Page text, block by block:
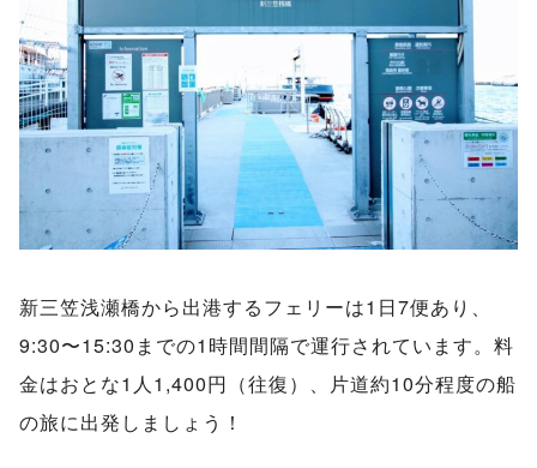
新三笠浅瀬橋から出港するフェリーは1日7便あり、
9:30〜15:30までの1時間間隔で運行されています。料
金はおとな1人1,400円（往復）、片道約10分程度の船
の旅に出発しましょう！